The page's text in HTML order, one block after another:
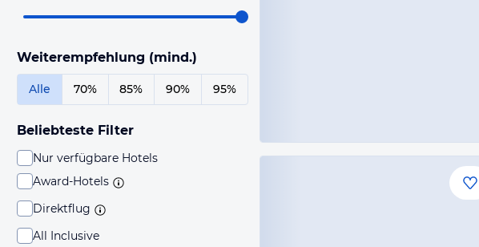
Weiterempfehlung (mind.)
Alle 70% 85% 90% 95%
Beliebteste Filter
Nur verfügbare Hotels
Award-Hotels
Direktflug
All Inclusive